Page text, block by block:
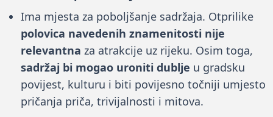
Ima mjesta za poboljšanje sadržaja. Otprilike
polovica navedenih znamenitosti nije
relevantna za atrakcije uz rijeku. Osim toga,
sadržaj bi mogao uroniti dublje u gradsku
povijest, kulturu i biti povijesno točniji umjesto
pričanja priča, trivijalnosti i mitova.